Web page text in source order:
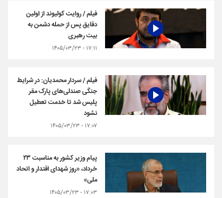
فیلم / روایت کولیوند از اولین
دقایق پس از حمله دشمن به
بیت رهبری
۱۷:۱۱ - ۱۴۰۵/۰۳/۲۳
فیلم / سردار محمدیان: در شرایط
جنگی صندلی‌های پارک مقر
پلیس شد تا خدمت تعطیل
نشود
۱۷:۰۷ - ۱۴۰۵/۰۳/۲۳
پیام وزیر کشور به مناسبت ۲۳
خرداد، «روز شهدای اقتدار و اتحاد
ملی»
۱۷:۰۳ - ۱۴۰۵/۰۳/۲۳